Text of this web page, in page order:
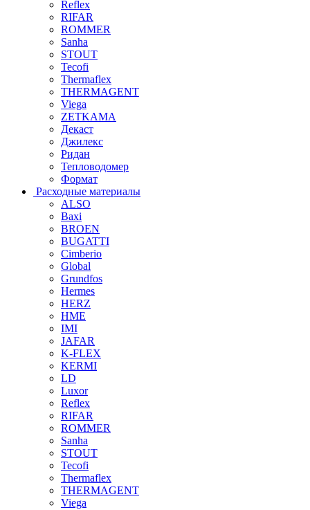
Reflex
RIFAR
ROMMER
Sanha
STOUT
Tecofi
Thermaflex
THERMAGENT
Viega
ZETKAMA
Декаст
Джилекс
Ридан
Тепловодомер
Формат
Расходные материалы
ALSO
Baxi
BROEN
BUGATTI
Cimberio
Global
Grundfos
Hermes
HERZ
HME
IMI
JAFAR
K-FLEX
KERMI
LD
Luxor
Reflex
RIFAR
ROMMER
Sanha
STOUT
Tecofi
Thermaflex
THERMAGENT
Viega